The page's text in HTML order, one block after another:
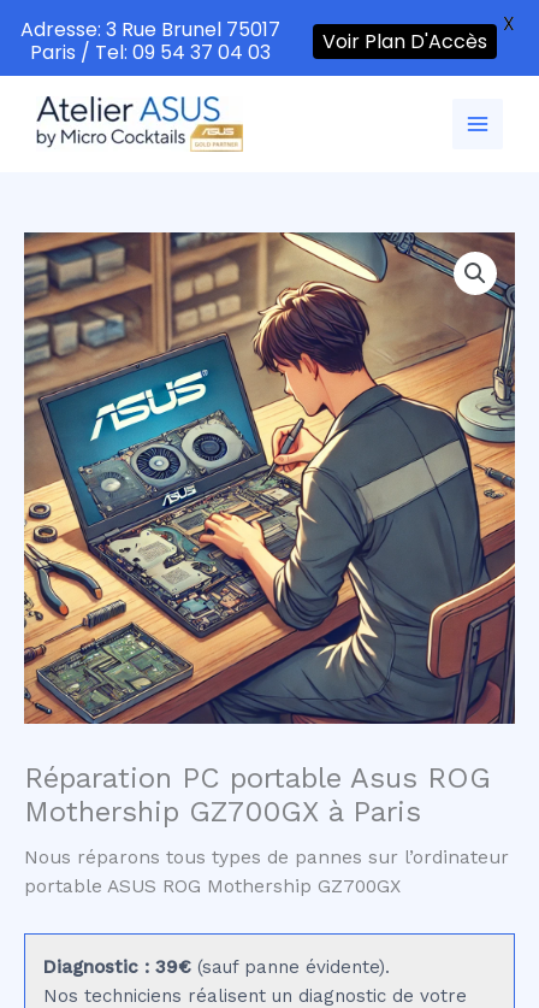
contenu
Réparation PC portable Asus ROG
Mothership GZ700GX à Paris
Nous réparons tous types de pannes sur l’ordinateur
portable ASUS ROG Mothership GZ700GX
Diagnostic : 39€ (sauf panne évidente).
Nos techniciens réalisent un diagnostic de votre
Adresse: 3 Rue Brunel 75017
Paris / Tel: 09 54 37 04 03
Voir Plan D'Accès
X